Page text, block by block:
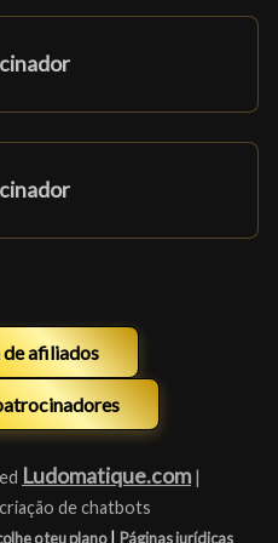
afiliados
Ludomatique.com |
de chatbots
o teu plano | Páginas jurídicas